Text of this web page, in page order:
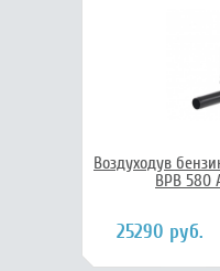
Воздуходув
BPB 580
25290 руб.